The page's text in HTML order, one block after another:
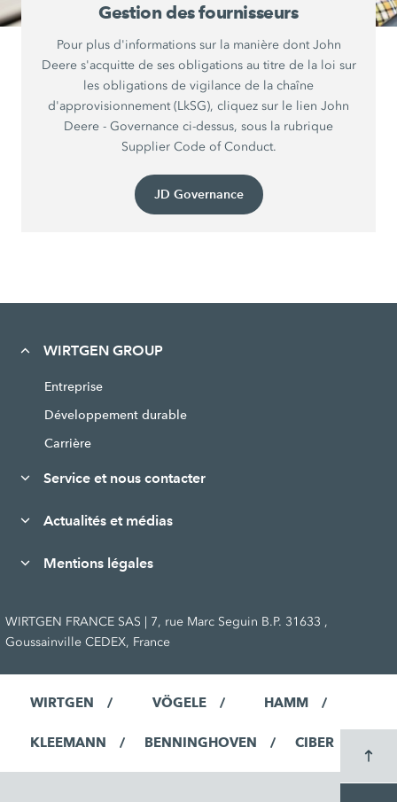
Gestion des fournisseurs
Pour plus d'informations sur la manière dont John
Deere s'acquitte de ses obligations au titre de la loi sur
les obligations de vigilance de la chaîne
d'approvisionnement (LkSG), cliquez sur le lien John
Deere - Governance ci-dessus, sous la rubrique
Supplier Code of Conduct.
JD Governance
WIRTGEN GROUP
Entreprise
Développement durable
Carrière
Service et nous contacter
Actualités et médias
Mentions légales
WIRTGEN FRANCE SAS | 7, rue Marc Seguin B.P. 31633 ,
Goussainville CEDEX, France
WIRTGEN VÖGELE HAMM
KLEEMANN BENNINGHOVEN CIBER